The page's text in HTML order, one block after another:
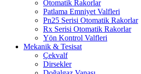
Otomatik Rakorlar
Patlama Emniyet Valfleri
Pn25 Serisi Otomatik Rakorlar
Rx Serisi Otomatik Rakorlar
Yön Kontrol Valfleri
Mekanik & Tesisat
Çekvalf
Dirsekler